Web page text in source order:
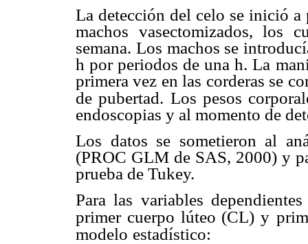
La detección del celo se inició a
machos vasectomizados, los
semana. Los machos se
h por periodos de una h. La
primera vez en las corderas se
de pubertad. Los pesos
endoscopias y al momento de
Los datos se sometieron al
(PROC GLM de SAS, 2000)y
prueba de Tukey.
Para las variables
primer cuerpo lúteo (CL) y
modelo estadístico: